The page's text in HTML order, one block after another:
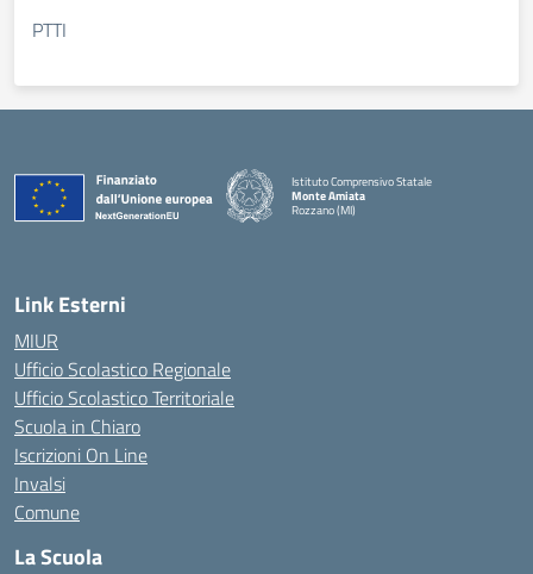
PTTI
Istituto Comprensivo Statale
Monte Amiata
Rozzano (MI)
Link Esterni
MIUR
Ufficio Scolastico Regionale
Ufficio Scolastico Territoriale
Scuola in Chiaro
Iscrizioni On Line
Invalsi
Comune
La Scuola